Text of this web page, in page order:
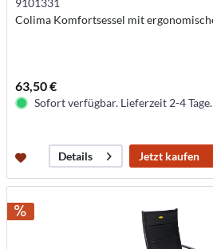
9101331
Colima Komfortsessel mit
63,50 €
Sofort verfügbar. Lieferzeit 2-4 Tage.
Details Jetzt kaufen